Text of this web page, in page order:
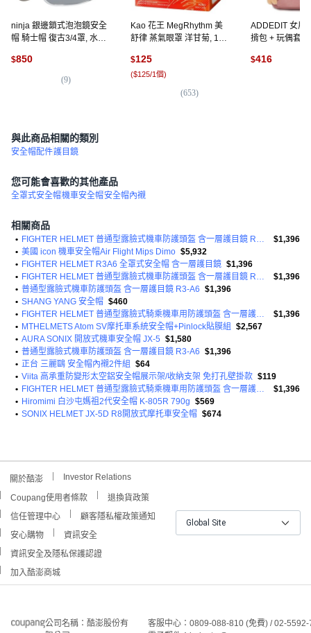
ninja 銀邊鎖式泡泡鏡安全
帽 騎士帽 復古3/4罩, 水泥
$850
(9)
Kao 花王 MegRhythm 美
舒律 蒸氣眼罩 洋甘菊, 12
$125
($125/1個)
(653)
ADDEDIT 女用
揹包 + 玩偶套
$416
與此商品相關的類別
安全帽配件護目鏡
您可能會喜歡的其他產品
全罩式安全帽機車安全帽安全帽內襯
相關商品
• FIGHTER HELMET 普通型露臉式機車防護頭盔 含一層護目鏡 R3-A6
$1,396
• 美國 icon 機車安全帽Air Flight Mips Dimo $5,932
• FIGHTER HELMET R3A6 全罩式安全帽 含一層護目鏡 $1,396
•
FIGHTER HELMET 普通型露臉式機車防護頭盔 含一層護目鏡 R3-A6
$1,396
• 普通型露臉式機車防護頭盔 含一層護目鏡 R3-A6 $1,396
• SHANG YANG 安全帽 $460
•
FIGHTER HELMET 普通型露臉式騎乘機車用防護頭盔 含一層護目鏡 R3A6 1350g
$1,396
• MTHELMETS Atom SV摩托車系統安全帽+Pinlock貼膜組
$2,567
• AURA SONIX 開放式機車安全帽 JX-5 $1,580
• 普通型露臉式機車防護頭盔 含一層護目鏡 R3-A6 $1,396
• 正台 三麗鷗 安全帽內襯2件組
$64
• Viita 高承重防變形太空鋁安全帽展示架/收納支架 免打孔壁掛款 $119
•
FIGHTER HELMET 普通型露臉式騎乘機車用防護頭盔 含一層護目鏡 R3A6 1350g
$1,396
• Hiromimi 白沙屯媽祖2代安全帽 K-805R 790g $569
• SONIX HELMET JX-5D R8開放式摩托車安全帽 $674
關於酷澎 Investor Relations
Coupang使用者條款
退換貨政策
信任管理中心
顧客隱私權政策通知
安心購物
資訊安全
資訊安全及隱私保護認證
加入酷澎商城
Global Site
公司名稱：酷澎股份有
客服中心：0809-088-810 (免費) / 02-